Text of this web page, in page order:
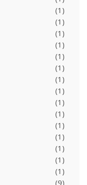
(1)
(1)
(1)
(1)
(1)
(1)
(1)
(1)
(1)
(1)
(1)
(1)
(1)
(1)
(1)
(9)